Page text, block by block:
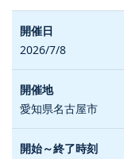
2026/7/8
愛知県名古屋市